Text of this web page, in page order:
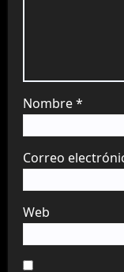
Nombre*
Correo
Web